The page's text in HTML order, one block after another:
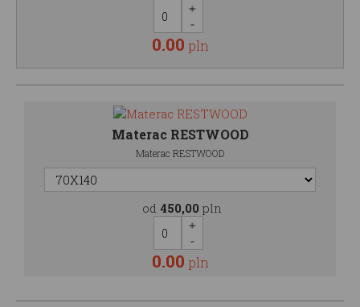
0.00 pln
Materac RESTWOOD
Materac RESTWOOD
od 450,00 pln
0.00 pln